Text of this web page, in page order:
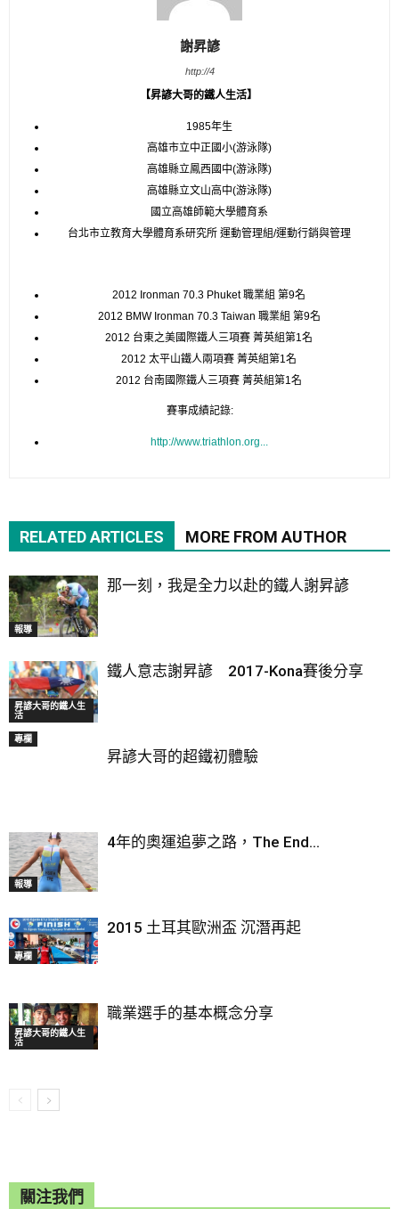
謝昇諺
http://4
【昇諺大哥的鐵人生活】
1985年生
高雄市立中正國小(游泳隊)
高雄縣立鳳西國中(游泳隊)
高雄縣立文山高中(游泳隊)
國立高雄師範大學體育系
台北市立教育大學體育系研究所 運動管理組/運動行銷與管理
2012 Ironman 70.3 Phuket 職業組 第9名
2012 BMW Ironman 70.3 Taiwan 職業組 第9名
2012 台東之美國際鐵人三項賽 菁英組第1名
2012 太平山鐵人兩項賽 菁英組第1名
2012 台南國際鐵人三項賽 菁英組第1名
賽事成績記錄:
http://www.triathlon.org...
RELATED ARTICLES MORE FROM AUTHOR
報導
那一刻，我是全力以赴的鐵人謝昇諺
昇諺大哥的鐵人生
活
鐵人意志謝昇諺 2017-Kona賽後分享
專欄
昇諺大哥的超鐵初體驗
報導
4年的奧運追夢之路，The End…
專欄
2015 土耳其歐洲盃 沉潛再起
昇諺大哥的鐵人生
活
職業選手的基本概念分享
關注我們